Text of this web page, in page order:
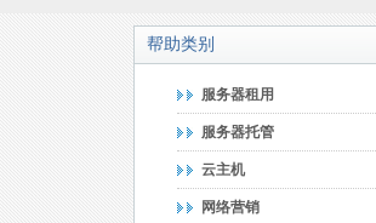
帮助类别
服务器租用
服务器托管
云主机
网络营销